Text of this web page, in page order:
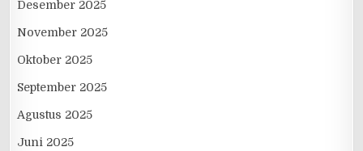
Desember 2025
November 2025
Oktober 2025
September 2025
Agustus 2025
Juni 2025